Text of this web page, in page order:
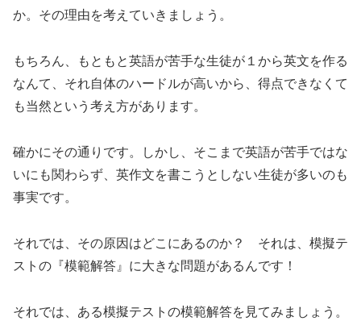
か。その理由を考えていきましょう。
もちろん、もともと英語が苦手な生徒が１から英文を作る
なんて、それ自体のハードルが高いから、得点できなくて
も当然という考え方があります。
確かにその通りです。しかし、そこまで英語が苦手ではな
いにも関わらず、英作文を書こうとしない生徒が多いのも
事実です。
それでは、その原因はどこにあるのか？ それは、模擬テ
ストの『模範解答』に大きな問題があるんです！
それでは、ある模擬テストの模範解答を見てみましょう。